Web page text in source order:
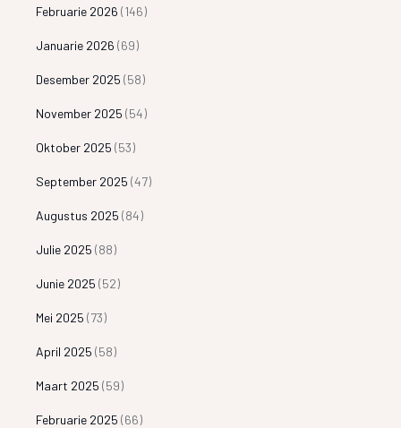
Februarie 2026 (146)
Januarie 2026 (69)
Desember 2025 (58)
November 2025 (54)
Oktober 2025 (53)
September 2025 (47)
Augustus 2025 (84)
Julie 2025 (88)
Junie 2025 (52)
Mei 2025 (73)
April 2025 (58)
Maart 2025 (59)
Februarie 2025 (66)